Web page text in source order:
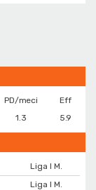
PD/meci
Eff
1.3 5.9
Liga I M.
Liga I M.